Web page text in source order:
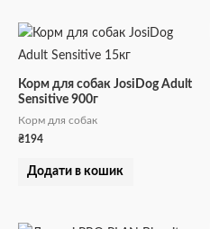
Корм для собак JosiDog Adult
Sensitive 900г
Корм для собак
₴194
Додати в кошик